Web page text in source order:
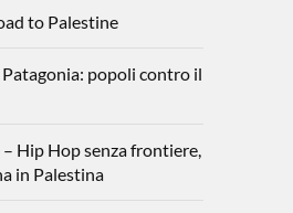
to Palestine
popoli contro il
– Hip Hop senza frontiere,
in Palestina